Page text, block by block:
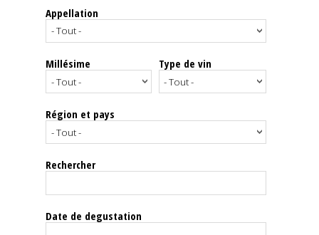
Spiritueux
Notes
dégustation
Le
magazine
Appellation
Millésime Type de vin
Région et pays
Rechercher
Date de degustation